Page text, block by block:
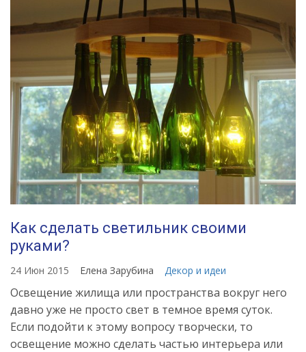
Как сделать светильник своими
руками?
24 Июн 2015 Елена Зарубина Декор и идеи
Освещение жилища или пространства вокруг него
давно уже не просто свет в темное время суток.
Если подойти к этому вопросу творчески, то
освещение можно сделать частью интерьера или